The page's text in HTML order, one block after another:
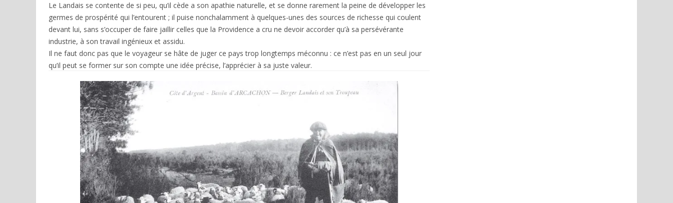
Le Landais se contente de si peu, qu’il cède a son apathie naturelle, et se donne rarement la peine de développer les
germes de prospérité qui l’entourent ; il puise nonchalamment à quelques-unes des sources de richesse qui coulent
devant lui, sans s’occuper de faire jaillir celles que la Providence a cru ne devoir accorder qu’à sa persévérante
industrie, à son travail ingénieux et assidu.
Il ne faut donc pas que le voyageur se hâte de juger ce pays trop longtemps méconnu : ce n’est pas en un seul jour
qu’il peut se former sur son compte une idée précise, l’apprécier à sa juste valeur.